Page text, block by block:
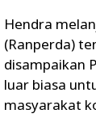
Hendra
(Ranperda)
disampaikan
luar biasa
masyarakat